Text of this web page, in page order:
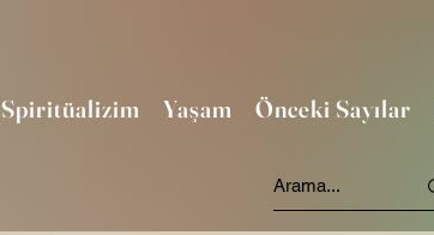
Spiritüalizim Yaşam Önceki Sayılar